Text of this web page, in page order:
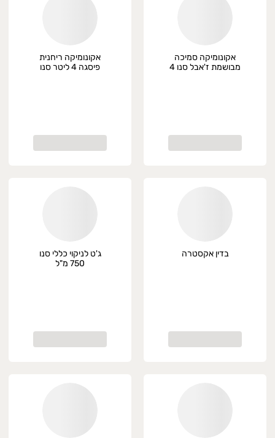
אקונומיקה סמיכה
מבושמת ז'אבל סנו 4
אקונומיקה ריחנית
פיסגה 4 ליטר סנו
בדין אקסטרה
ג'ט לניקוי כללי סנו
750 מ"ל